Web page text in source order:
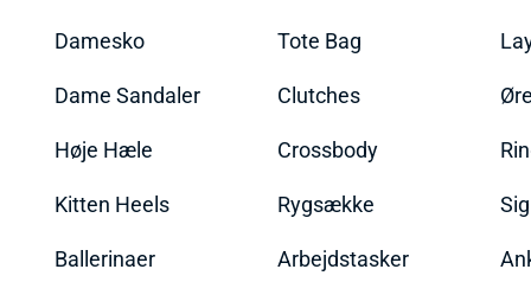
Damesko
Dame Sandaler
Høje Hæle
Kitten Heels
Ballerinaer
Tote Bag
Clutches
Crossbody
Rygsække
Arbejdstasker